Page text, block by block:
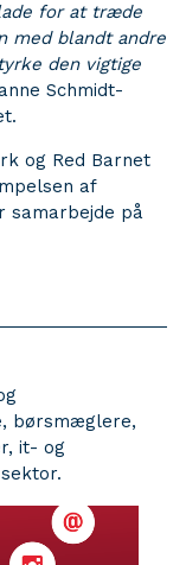
for at træde
med blandt andre
den vigtige
Schmidt-
og Red Barnet
af
samarbejde på
børsmæglere,
it- og